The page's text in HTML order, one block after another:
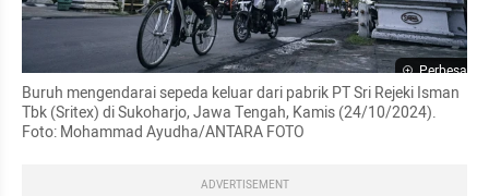
Perbesar
Buruh mengendarai sepeda keluar dari pabrik PT Sri Rejeki Isman
Tbk (Sritex) di Sukoharjo, Jawa Tengah, Kamis (24/10/2024).
Foto: Mohammad Ayudha/ANTARA FOTO
ADVERTISEMENT